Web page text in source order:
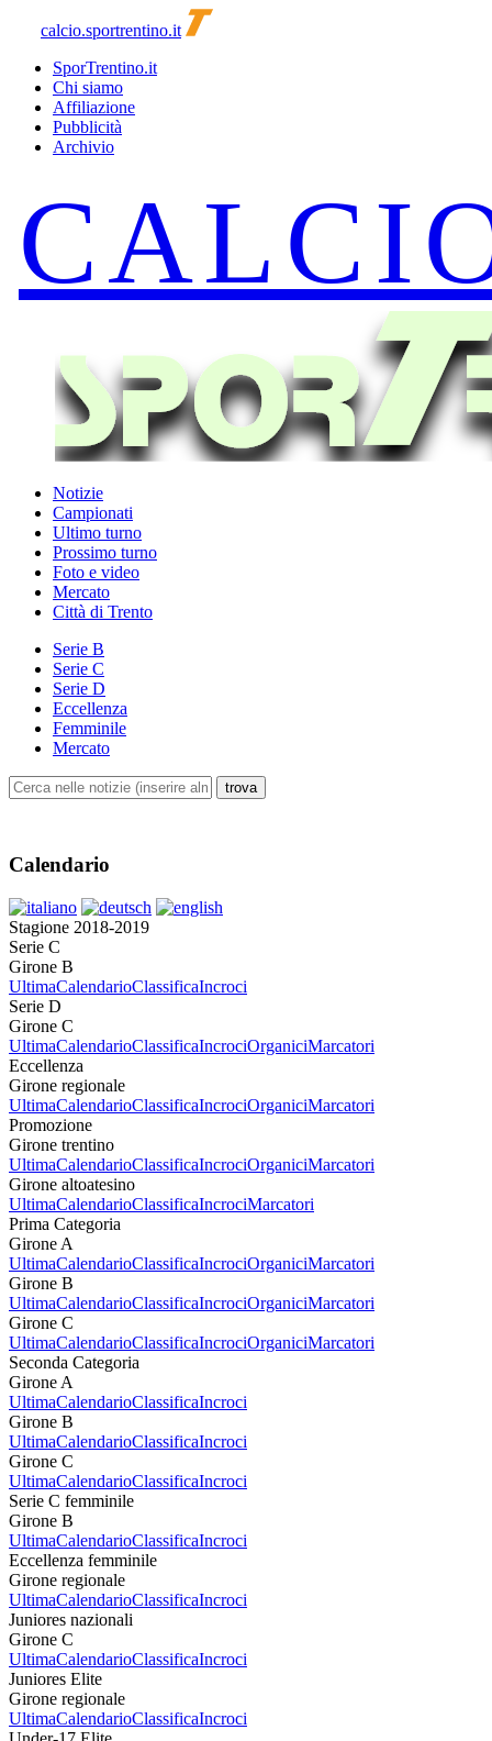
calcio.sportrentino.it
SporTrentino.it
Chi siamo
Affiliazione
Pubblicità
Archivio
Notizie
Campionati
Ultimo turno
Prossimo turno
Foto e video
Mercato
Città di Trento
Serie B
Serie C
Serie D
Eccellenza
Femminile
Mercato
Calendario
Stagione 2018-2019
Serie C
Girone B
UltimaCalendarioClassificaIncroci
Serie D
Girone C
UltimaCalendarioClassificaIncrociOrganiciMarcatori
Eccellenza
Girone regionale
UltimaCalendarioClassificaIncrociOrganiciMarcatori
Promozione
Girone trentino
UltimaCalendarioClassificaIncrociOrganiciMarcatori
Girone altoatesino
UltimaCalendarioClassificaIncrociMarcatori
Prima Categoria
Girone A
UltimaCalendarioClassificaIncrociOrganiciMarcatori
Girone B
UltimaCalendarioClassificaIncrociOrganiciMarcatori
Girone C
UltimaCalendarioClassificaIncrociOrganiciMarcatori
Seconda Categoria
Girone A
UltimaCalendarioClassificaIncroci
Girone B
UltimaCalendarioClassificaIncroci
Girone C
UltimaCalendarioClassificaIncroci
Serie C femminile
Girone B
UltimaCalendarioClassificaIncroci
Eccellenza femminile
Girone regionale
UltimaCalendarioClassificaIncroci
Juniores nazionali
Girone C
UltimaCalendarioClassificaIncroci
Juniores Elite
Girone regionale
UltimaCalendarioClassificaIncroci